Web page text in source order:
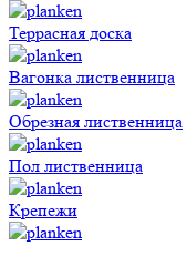
Террасная доска
Вагонка лиственница
Обрезная лиственница
Пол лиственница
Крепежи